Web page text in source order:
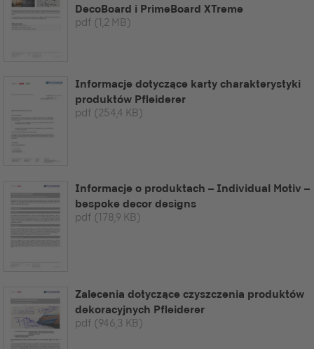
DecoBoard i PrimeBoard XTreme
pdf (1,2 MB)
Informacje dotyczące karty charakterystyki
produktów Pfleiderer
pdf (254,4 KB)
Informacje o produktach – Individual Motiv –
bespoke decor designs
pdf (178,9 KB)
Zalecenia dotyczące czyszczenia produktów
dekoracyjnych Pfleiderer
pdf (946,3 KB)